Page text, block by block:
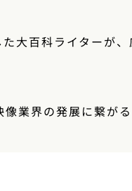
大百科ライターが
業界の発展に繋がる